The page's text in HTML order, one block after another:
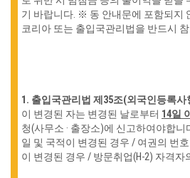
기 바랍니다. ※ 동 안내문에 포함되지
코리아 또는 출입국관리법을 반드시
1. 출입국관리법 제35조(외국인등록사
이 변경된 자는 변경된 날로부터 14일 이
청(사무소 · 출장소)에 신고하여야합니
일 및 국적이 변경된 경우 / 여권의 번
이 변경된 경우 / 방문취업(H-2) 자격자